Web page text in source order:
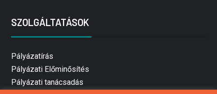
SZOLGÁLTATÁSOK
Pályázatírás
Pályázati Előminősítés
Pályázati tanácsadás